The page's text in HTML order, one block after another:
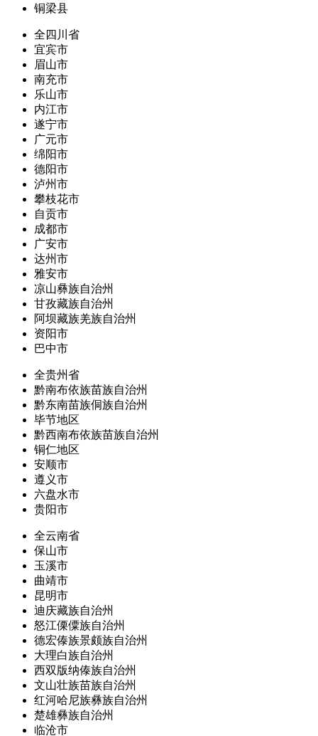
铜梁县
全四川省
宜宾市
眉山市
南充市
乐山市
内江市
遂宁市
广元市
绵阳市
德阳市
泸州市
攀枝花市
自贡市
成都市
广安市
达州市
雅安市
凉山彝族自治州
甘孜藏族自治州
阿坝藏族羌族自治州
资阳市
巴中市
全贵州省
黔南布依族苗族自治州
黔东南苗族侗族自治州
毕节地区
黔西南布依族苗族自治州
铜仁地区
安顺市
遵义市
六盘水市
贵阳市
全云南省
保山市
玉溪市
曲靖市
昆明市
迪庆藏族自治州
怒江傈僳族自治州
德宏傣族景颇族自治州
大理白族自治州
西双版纳傣族自治州
文山壮族苗族自治州
红河哈尼族彝族自治州
楚雄彝族自治州
临沧市